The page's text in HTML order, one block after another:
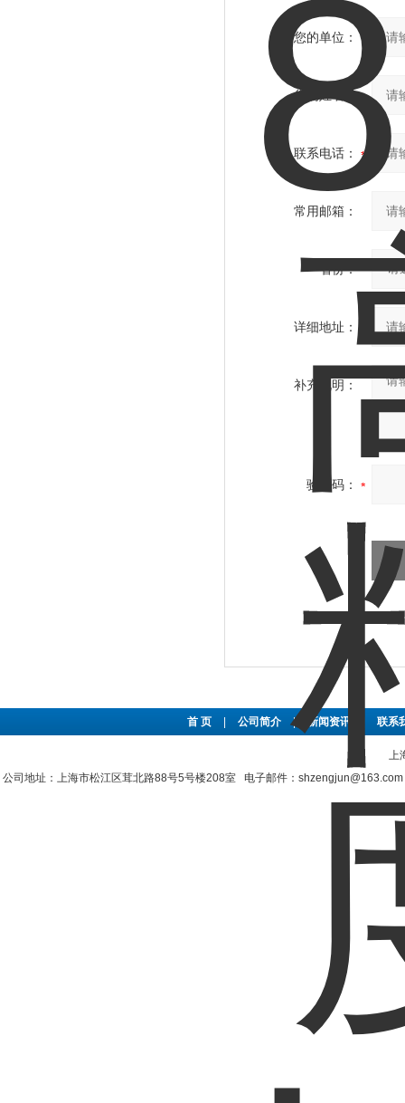
您的单位：
您的姓名：
联系电话：
常用邮箱：
省份：
详细地址：
补充说明：
验证码：
首 页 公司简介 | 新闻资讯 联系
上
公司地址：上海市松江区茸北路88号5号楼208室 电子邮件：